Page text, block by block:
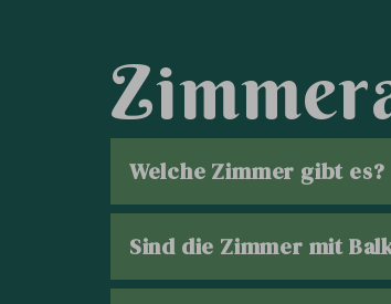
Zimmer
Welche Zimmer gibt es?
Sind die Zimmer mit